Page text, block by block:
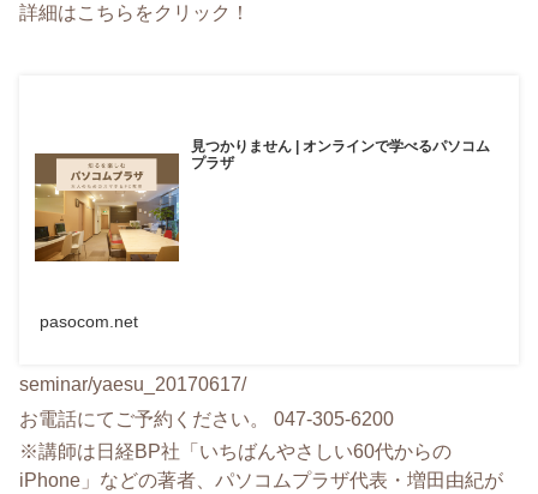
詳細はこちらをクリック！
見つかりません | オンラインで学べるパソコム
プラザ
pasocom.net
seminar/yaesu_20170617/
お電話にてご予約ください。 047-305-6200
※講師は日経BP社「 いちばんやさしい60代からの
iPhone」などの著者、 パソコムプラザ代表・増田由紀が